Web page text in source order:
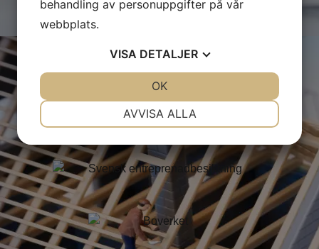
behandling av personuppgifter på vår
webbplats.
VISA DETALJER
MARKNADSFÖRING STATISTIK
AVVISA ALLA
OK